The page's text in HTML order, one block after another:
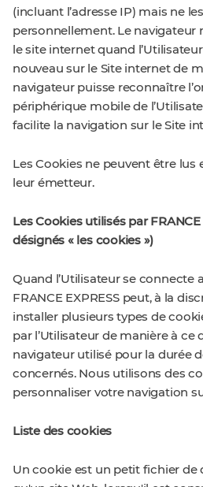
(incluant l’adresse IP) mais ne
personnellement. Le navigateur
le site internet quand
nouveau sur le Site internet de
navigateur puisse reconnaître
périphérique mobile de
facilite la navigation sur le Site
Les Cookies ne peuvent être
leur émetteur.
Les Cookies utilisés par FRANCE
désignés « les cookies »)
Quand l’Utilisateur se connecte
FRANCE EXPRESS peut, à la
installer plusieurs types de
par l’Utilisateur de manière à ce
navigateur utilisé pour la durée
concernés. Nous utilisons des
personnaliser votre navigation
Liste des cookies
Un cookie est un petit fichier de